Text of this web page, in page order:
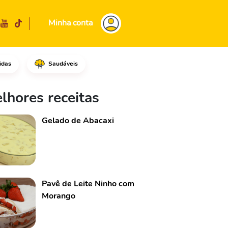
Minha conta
Saudáveis
em uma frigideira
receitas
Gelado de Abacaxi
Pavê de Leite Ninho com
Morango